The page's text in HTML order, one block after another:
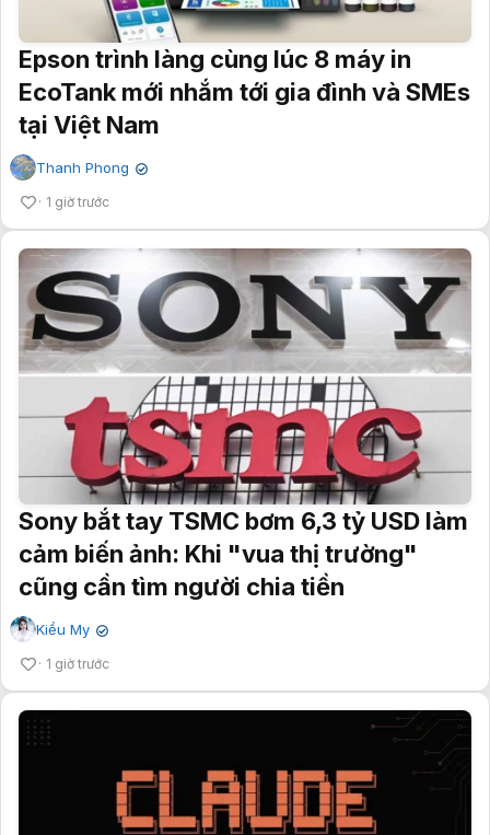
Epson trình làng cùng lúc 8 máy in
EcoTank mới nhắm tới gia đình và SMEs
tại Việt Nam
Thanh Phong ✔
1 giờ trước
Sony bắt tay TSMC bơm 6,3 tỷ USD làm
cảm biến ảnh: Khi "vua thị trường"
cũng cần tìm người chia tiền
Kiều My ✔
1 giờ trước